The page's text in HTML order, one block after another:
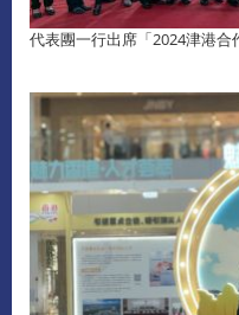
代表團一行出席「2024津港合